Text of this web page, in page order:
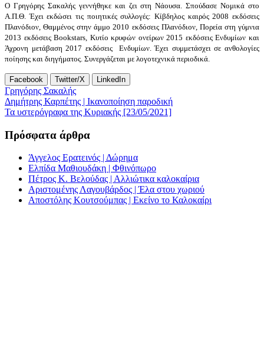
Ο Γρηγόρης Σακαλής γεννήθηκε και ζει στη Νάουσα. Σπούδασε Νομικά στο
Α.Π.Θ. Έχει εκδώσει τις ποιητικές συλλογές: Κίβδηλος καιρός 2008 εκδόσεις
Πλανόδιον, Θαμμένος στην άμμο 2010 εκδόσεις Πλανόδιον, Πορεία στη γύμνια
2013 εκδόσεις Bookstars, Κυτίο κρυφών ονείρων 2015 εκδόσεις Ενδυμίων και
Άχρονη μετάβαση 2017 εκδόσεις Ενδυμίων. Έχει συμμετάσχει σε ανθολογίες
ποίησης και διηγήματος. Συνεργάζεται με λογοτεχνικά περιοδικά.
Facebook Twitter/X LinkedIn
Γρηγόρης Σακαλής
Post
navigation
Δημήτρης Καρπέτης | Ικανοποίηση παροδική
Τα υστερόγραφα της Κυριακής [23/05/2021]
Πρόσφατα άρθρα
Άγγελος Ερατεινός | Δώρημα
Ελπίδα Μαθιουδάκη | Φθινόπωρο
Πέτρος Κ. Βελούδας | Αλλιώτικα καλοκαίρια
Αριστομένης Λαγουβάρδος | Έλα στου χωριού
Αποστόλης Κουτσούμπας | Εκείνο το Καλοκαίρι